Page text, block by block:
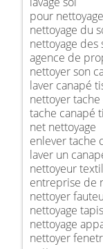
pour nettoyage
nettoyage du
nettoyage des
agence de
nettoyer son
laver canapé
nettoyer
tache canapé
net nettoyage
enlever tache
laver un
nettoyeur
entreprise de
nettoyer
nettoyage
nettoyage
nettoyer